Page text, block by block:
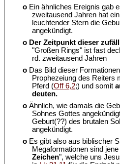
o Ein ähnliches Ereignis gab
zweitausend Jahren hat ein
leuchtender Stern die
angekündigt.
o Der Zeitpunkt dieser
"Großen Rings" ist fast
rd. zweitausend Jahren
o Das Bild dieser
Prophezeiung des Reiters
Pferd (Off 6,2;) und somit
deuten.
o Ähnlich, wie damals die
Sohnes Gottes
Geburt(??) des brutalen
angekündigt.
o Es gibt also aus biblischer
Megaformationen sind jene
Zeichen", welche uns